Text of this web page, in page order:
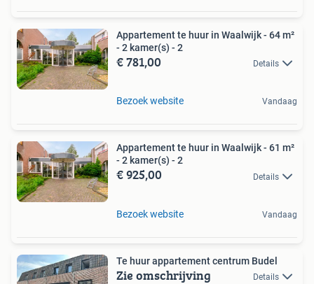
Appartement te huur in Waalwijk - 64 m²
- 2 kamer(s) - 2
€ 781,00 Details
Bezoek website Vandaag
Appartement te huur in Waalwijk - 61 m²
- 2 kamer(s) - 2
€ 925,00 Details
Bezoek website Vandaag
Te huur appartement centrum Budel
Zie omschrijving Details